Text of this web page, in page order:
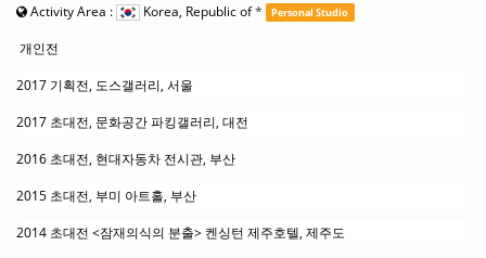
Activity Area : Korea, Republic of* Personal Studio
개인전
2017 기획전, 도스갤러리, 서울
2017 초대전, 문화공간 파킹갤러리, 대전
2016 초대전, 현대자동차 전시관, 부산
2015 초대전, 부미 아트홀, 부산
2014 초대전 <잠재의식의 분출> 켄싱턴 제주호텔, 제주도